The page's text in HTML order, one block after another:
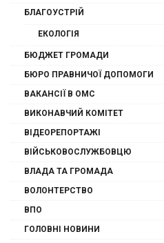
БЛАГОУСТРІЙ
ЕКОЛОГІЯ
БЮДЖЕТ ГРОМАДИ
БЮРО ПРАВНИЧОЇ ДОПОМОГИ
ВАКАНСІЇ В ОМС
ВИКОНАВЧИЙ КОМІТЕТ
ВІДЕОРЕПОРТАЖІ
ВІЙСЬКОВОСЛУЖБОВЦЮ
ВЛАДА ТА ГРОМАДА
ВОЛОНТЕРСТВО
ВПО
ГОЛОВНІ НОВИНИ